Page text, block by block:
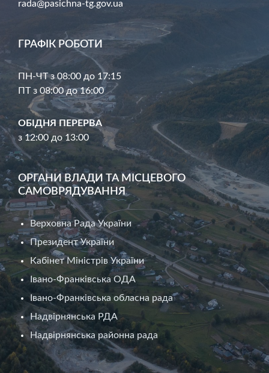
rada@pasichna-tg.gov.ua
ГРАФІК РОБОТИ
ПН-ЧТ з 08:00 до 17:15
ПТ з 08:00 до 16:00
ОБІДНЯ ПЕРЕРВА
з 12:00 до 13:00
ОРГАНИ ВЛАДИ ТА МІСЦЕВОГО
САМОВРЯДУВАННЯ
Верховна Рада України
Президент України
Кабінет Міністрів України
Івано-Франківська ОДА
Івано-Франківська обласна рада
Надвірнянська РДА
Надвірнянська районна рада